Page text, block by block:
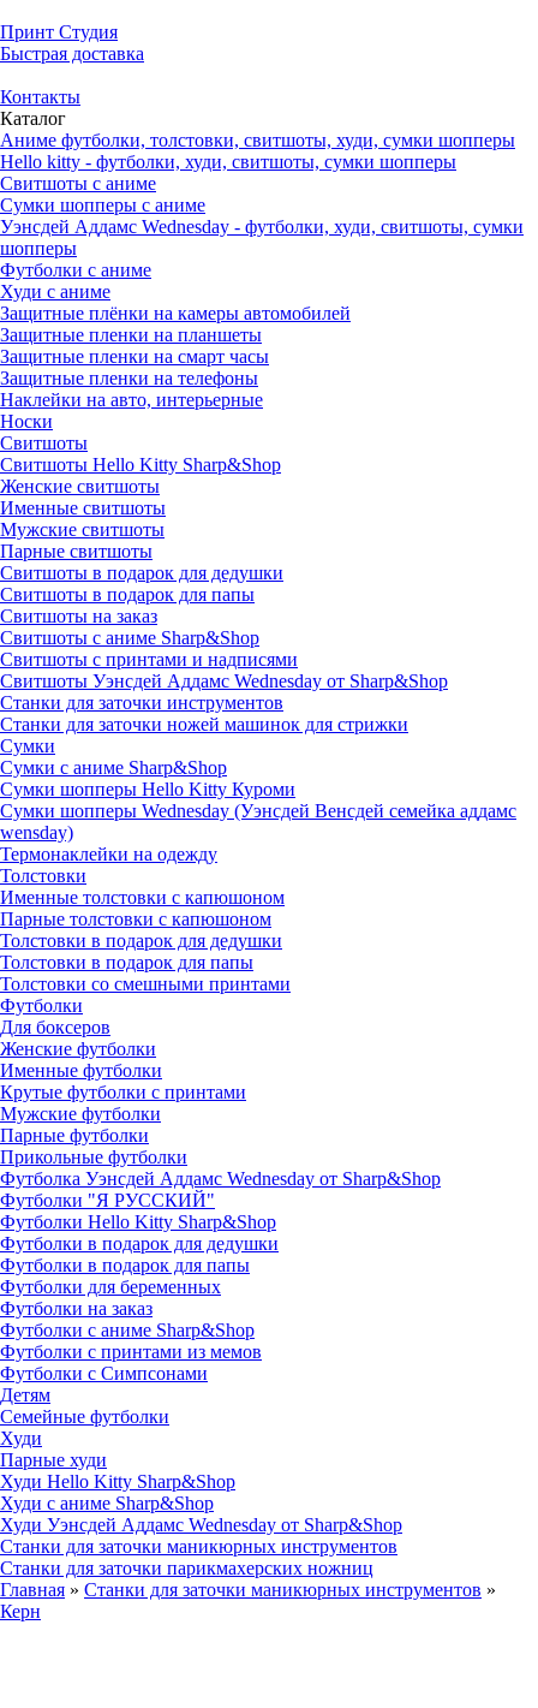
Принт Студия
Быстрая доставка
Контакты
Каталог
Аниме футболки, толстовки, свитшоты, худи, сумки шопперы
Hello kitty - футболки, худи, свитшоты, сумки шопперы
Свитшоты с аниме
Сумки шопперы с аниме
Уэнсдей Аддамс Wednesday - футболки, худи, свитшоты, сумки
шопперы
Футболки с аниме
Худи с аниме
Защитные плёнки на камеры автомобилей
Защитные пленки на планшеты
Защитные пленки на смарт часы
Защитные пленки на телефоны
Наклейки на авто, интерьерные
Носки
Свитшоты
Cвитшоты Hello Kitty Sharp&Shop
Женские свитшоты
Именные свитшоты
Мужские свитшоты
Парные свитшоты
Свитшоты в подарок для дедушки
Свитшоты в подарок для папы
Свитшоты на заказ
Свитшоты с аниме Sharp&Shop
Свитшоты с принтами и надписями
Свитшоты Уэнсдей Аддамс Wednesday от Sharp&Shop
Станки для заточки инструментов
Станки для заточки ножей машинок для стрижки
Сумки
Сумки с аниме Sharp&Shop
Сумки шопперы Hello Kitty Куроми
Сумки шопперы Wednesday (Уэнсдей Венсдей семейка аддамс
wensday)
Термонаклейки на одежду
Толстовки
Именные толстовки с капюшоном
Парные толстовки с капюшоном
Толстовки в подарок для дедушки
Толстовки в подарок для папы
Толстовки со смешными принтами
Футболки
Для боксеров
Женские футболки
Именные футболки
Крутые футболки с принтами
Мужские футболки
Парные футболки
Прикольные футболки
Футболка Уэнсдей Аддамс Wednesday от Sharp&Shop
Футболки "Я РУССКИЙ"
Футболки Hello Kitty Sharp&Shop
Футболки в подарок для дедушки
Футболки в подарок для папы
Футболки для беременных
Футболки на заказ
Футболки с аниме Sharp&Shop
Футболки с принтами из мемов
Футболки с Симпсонами
Детям
Семейные футболки
Худи
Парные худи
Худи Hello Kitty Sharp&Shop
Худи с аниме Sharp&Shop
Худи Уэнсдей Аддамс Wednesday от Sharp&Shop
Станки для заточки маникюрных инструментов
Станки для заточки парикмахерских ножниц
Главная » Станки для заточки маникюрных инструментов »
Керн